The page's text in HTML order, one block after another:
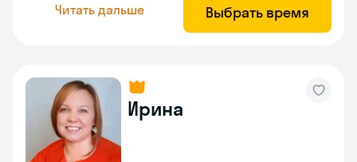
Читать дальше Выбрать время
Ирина